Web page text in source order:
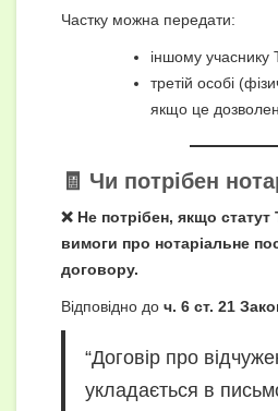
Частку можна передати:
іншому учаснику
третій особі
якщо це
🧾 Чи потрібен
❌ Не потрібен, якщо
вимоги про нотаріальне
договору.
Відповідно до ч. 6 ст. 21
“Договір про
укладається в